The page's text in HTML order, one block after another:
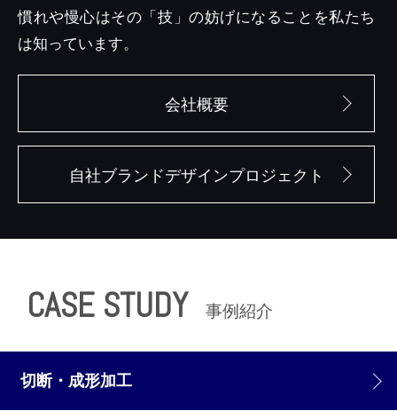
慣れや慢心はその「技」の妨げになることを私たち
は知っています。
会社概要
自社ブランドデザインプロジェクト
CASE STUDY 事例紹介
切断・成形加工